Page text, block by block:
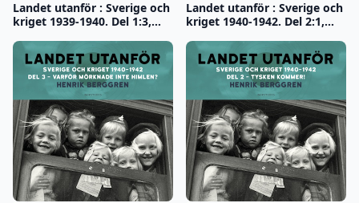
Landet utanför : Sverige och
kriget 1939-1940. Del 1:3,
Landet utanför : Sverige och
kriget 1940-1942. Del 2:1,